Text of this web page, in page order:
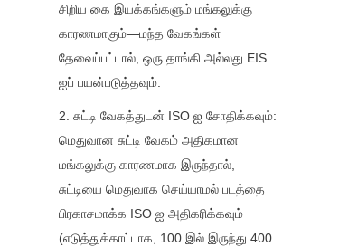
சிறிய கை இயக்கங்களும் மங்கலுக்கு
காரணமாகும்—மந்த வேகங்கள்
தேவைப்பட்டால், ஒரு தாங்கி அல்லது EIS
ஐப் பயன்படுத்தவும்.
2. சுட்டி வேகத்துடன் ISO ஐ சோதிக்கவும்:
மெதுவான சுட்டி வேகம் அதிகமான
மங்கலுக்கு காரணமாக இருந்தால்,
சுட்டியை மெதுவாக செய்யாமல் படத்தை
பிரகாசமாக்க ISO ஐ அதிகரிக்கவும்
(எடுத்துக்காட்டாக, 100 இல் இருந்து 400